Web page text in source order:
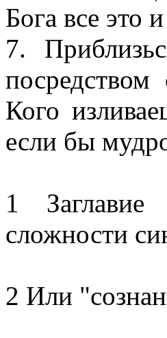
Бога все это
7.
Кого
если бы
1
сложности
2 Или